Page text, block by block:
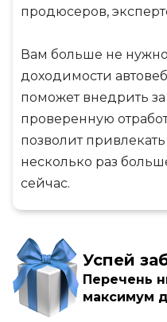
продюсеров,
Вам больше не
доходимости
поможет внедрить
проверенную
позволит
несколько раз
сейчас.
Успей
Перечень
максимум